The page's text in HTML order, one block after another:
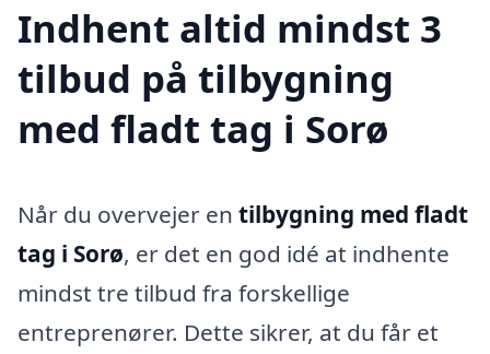
Indhent altid mindst 3
tilbud på tilbygning
med fladt tag i Sorø
Når du overvejer en tilbygning med fladt
tag i Sorø, er det en god idé at indhente
mindst tre tilbud fra forskellige
entreprenører. Dette sikrer, at du får et